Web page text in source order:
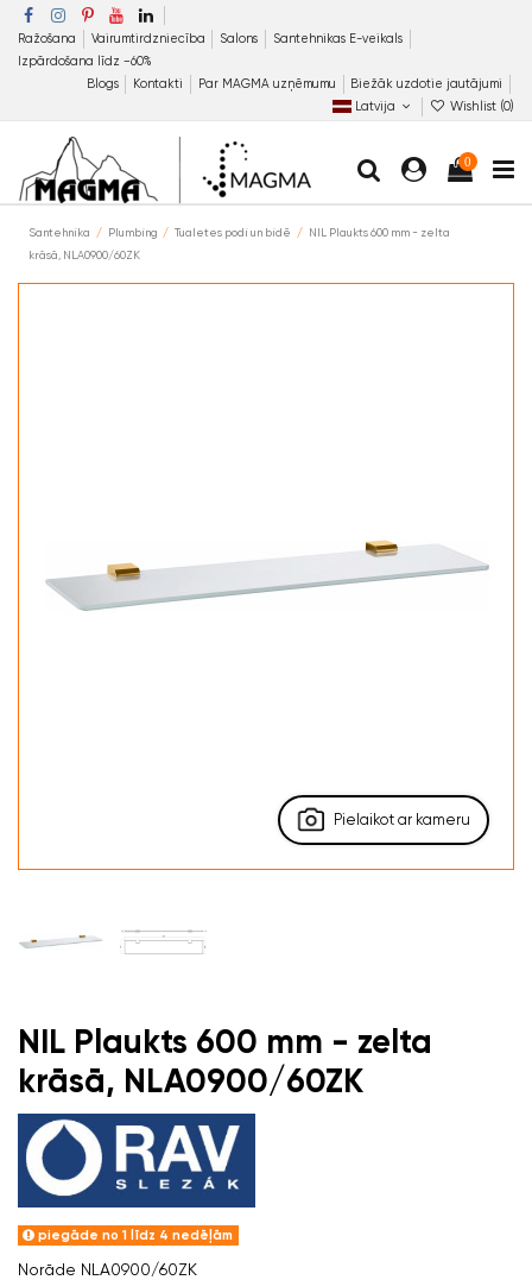
Ražošana Vairumtirdzniecība Salons
Santehnikas E-veikals
Izpārdošana līdz −60%
Blogs
Kontakti Par MAGMA uzņēmumu
Biežāk uzdotie jautājumi
Latvija
Wishlist (0)
0
Santehnika Plumbing Tualetes podi un bidē
NIL Plaukts 600 mm - zelta
krāsā, NLA0900/60ZK
Pielaikot ar kameru
NIL Plaukts 600 mm - zelta
krāsā, NLA0900/60ZK
piegāde no 1 līdz 4 nedēļām
Norāde NLA0900/60ZK